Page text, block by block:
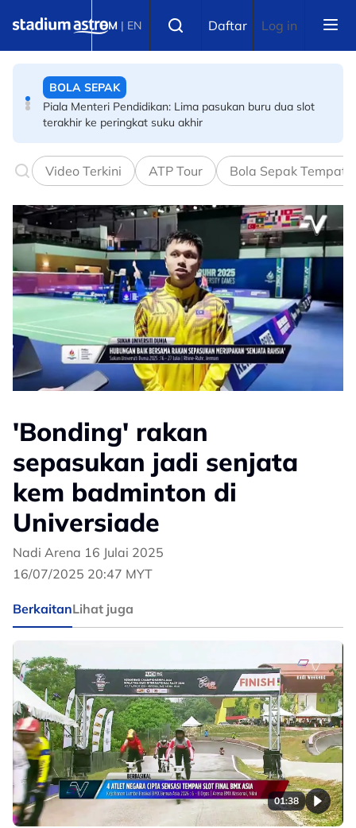
BM | EN Daftar Log in
Piala Menteri Pendidikan: Lima pasukan buru dua slot
BOLA SEPAK
Keraian bawa padah! Lompat papan iklan jatuh dalam
terowong, gol batal
Video Terkini ATP Tour Bola Sepak
'Bonding' rakan
sepasukan jadi senjata
kem badminton di
Universiade
Nadi Arena 16 Julai 2025
16/07/2025 20:47 MYT
BerkaitanLihat juga
01:38